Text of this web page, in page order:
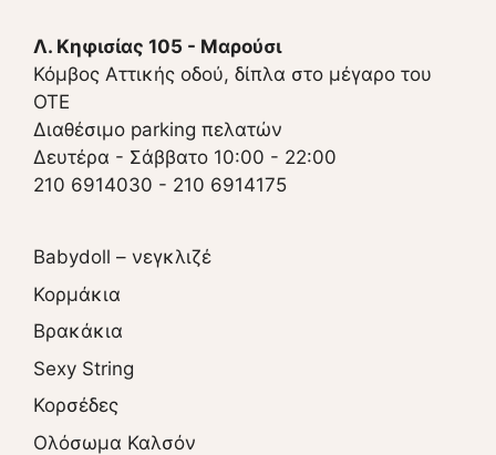
Λ. Κηφισίας 105 - Μαρούσι
Κόμβος Αττικής οδού, δίπλα στο μέγαρο του
ΟΤΕ
Διαθέσιμο parking πελατών
Δευτέρα - Σάββατο 10:00 - 22:00
210 6914030 - 210 6914175
Babydoll – νεγκλιζέ
Κορμάκια
Βρακάκια
Sexy String
Κορσέδες
Ολόσωμα Καλσόν